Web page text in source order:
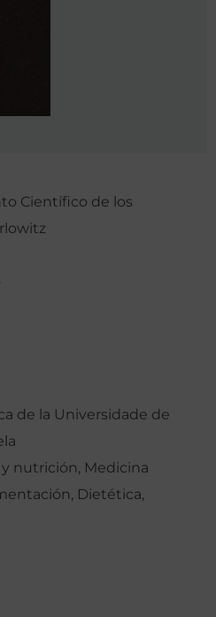
Científico de los
de la Universidade de
nutrición, Medicina
Dietética,